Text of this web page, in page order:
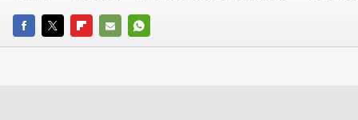
FACEBOOK
TWITTERFLIPBOARD
E-
WHATSAPP